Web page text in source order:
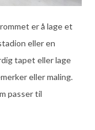
er å lage et
eller en
tapet eller lage
eller maling.
passer til